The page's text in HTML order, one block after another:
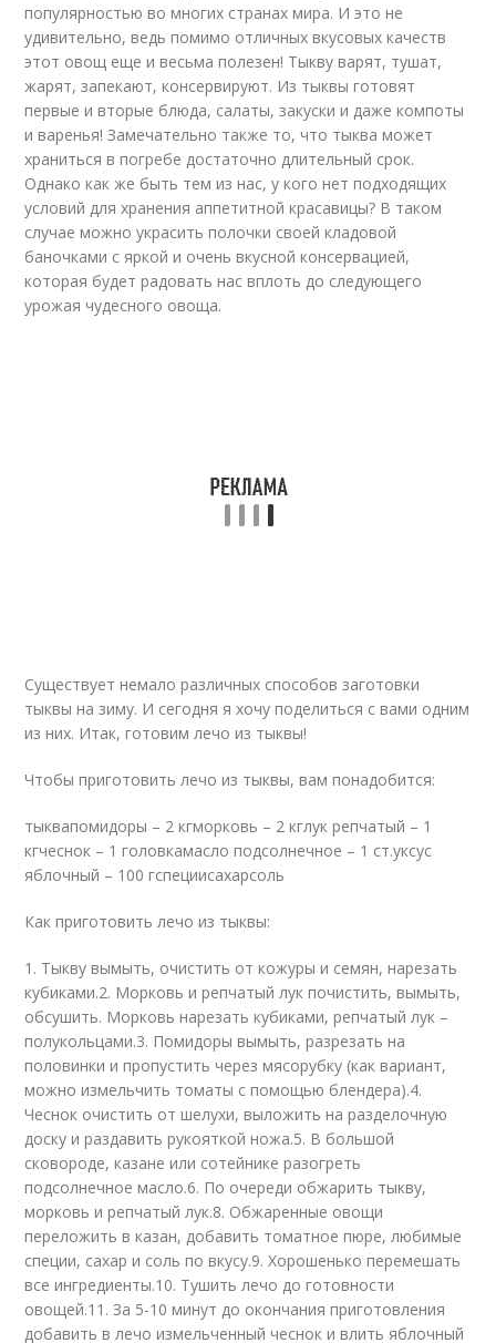
популярностью во многих странах мира. И это не
удивительно, ведь помимо отличных вкусовых качеств
этот овощ еще и весьма полезен! Тыкву варят, тушат,
жарят, запекают, консервируют. Из тыквы готовят
первые и вторые блюда, салаты, закуски и даже компоты
и варенья! Замечательно также то, что тыква может
храниться в погребе достаточно длительный срок.
Однако как же быть тем из нас, у кого нет подходящих
условий для хранения аппетитной красавицы? В таком
случае можно украсить полочки своей кладовой
баночками с яркой и очень вкусной консервацией,
которая будет радовать нас вплоть до следующего
урожая чудесного овоща.
Существует немало различных способов заготовки
тыквы на зиму. И сегодня я хочу поделиться с вами одним
из них. Итак, готовим лечо из тыквы!
Чтобы приготовить лечо из тыквы, вам понадобится:
тыквапомидоры – 2 кгморковь – 2 кглук репчатый – 1
кгчеснок – 1 головкамасло подсолнечное – 1 ст.уксус
яблочный – 100 гспециисахарсоль
Как приготовить лечо из тыквы:
1. Тыкву вымыть, очистить от кожуры и семян, нарезать
кубиками.2. Морковь и репчатый лук почистить, вымыть,
обсушить. Морковь нарезать кубиками, репчатый лук –
полукольцами.3. Помидоры вымыть, разрезать на
половинки и пропустить через мясорубку (как вариант,
можно измельчить томаты с помощью блендера).4.
Чеснок очистить от шелухи, выложить на разделочную
доску и раздавить рукояткой ножа.5. В большой
сковороде, казане или сотейнике разогреть
подсолнечное масло.6. По очереди обжарить тыкву,
морковь и репчатый лук.8. Обжаренные овощи
переложить в казан, добавить томатное пюре, любимые
специи, сахар и соль по вкусу.9. Хорошенько перемешать
все ингредиенты.10. Тушить лечо до готовности
овощей.11. За 5-10 минут до окончания приготовления
добавить в лечо измельченный чеснок и влить яблочный